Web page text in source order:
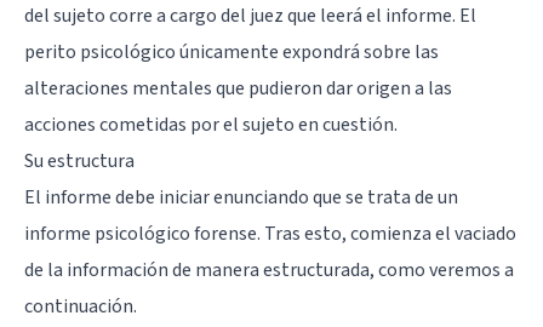
del sujeto corre a cargo del juez que leerá el informe. El
perito psicológico únicamente expondrá sobre las
alteraciones mentales que pudieron dar origen a las
acciones cometidas por el sujeto en cuestión.
Su estructura
El informe debe iniciar enunciando que se trata de un
informe psicológico forense. Tras esto, comienza el vaciado
de la información de manera estructurada, como veremos a
continuación.